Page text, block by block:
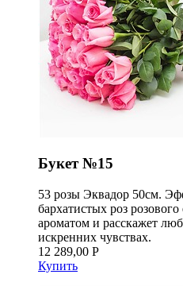
Букет №15
53 розы Эквадор 50см.
бархатистых роз розового
ароматом и расскажет
искренних чувствах.
12 289,00 Р
Купить